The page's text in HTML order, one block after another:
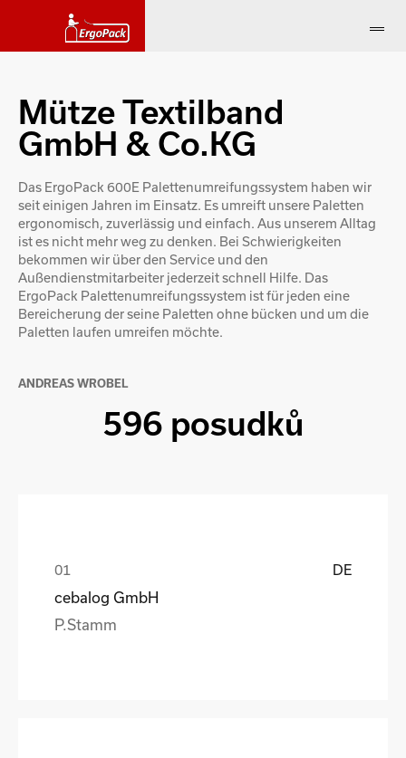
Mütze Textilband
GmbH & Co.KG
Das ErgoPack 600E Palettenumreifungssystem haben wir
seit einigen Jahren im Einsatz. Es umreift unsere Paletten
ergonomisch, zuverlässig und einfach. Aus unserem Alltag
ist es nicht mehr weg zu denken. Bei Schwierigkeiten
bekommen wir über den Service und den
Außendienstmitarbeiter jederzeit schnell Hilfe. Das
ErgoPack Palettenumreifungssystem ist für jeden eine
Bereicherung der seine Paletten ohne bücken und um die
Paletten laufen umreifen möchte.
ANDREAS WROBEL
596 posudků
DE
cebalog GmbH
P.Stamm